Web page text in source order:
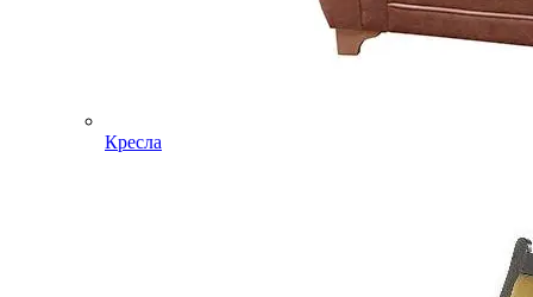
Кресла